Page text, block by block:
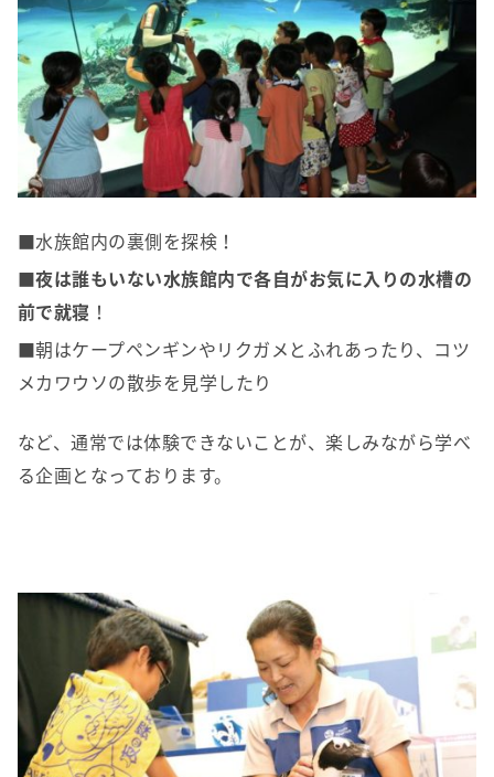
■水族館内の裏側を探検！
■夜は誰もいない水族館内で各自がお気に入りの水槽の
前で就寝 ！
■朝はケープペンギンやリクガメとふれあったり、コツ
メカワウソの散歩を見学したり
など、通常では体験できないことが、楽しみながら学べ
る企画となっております。